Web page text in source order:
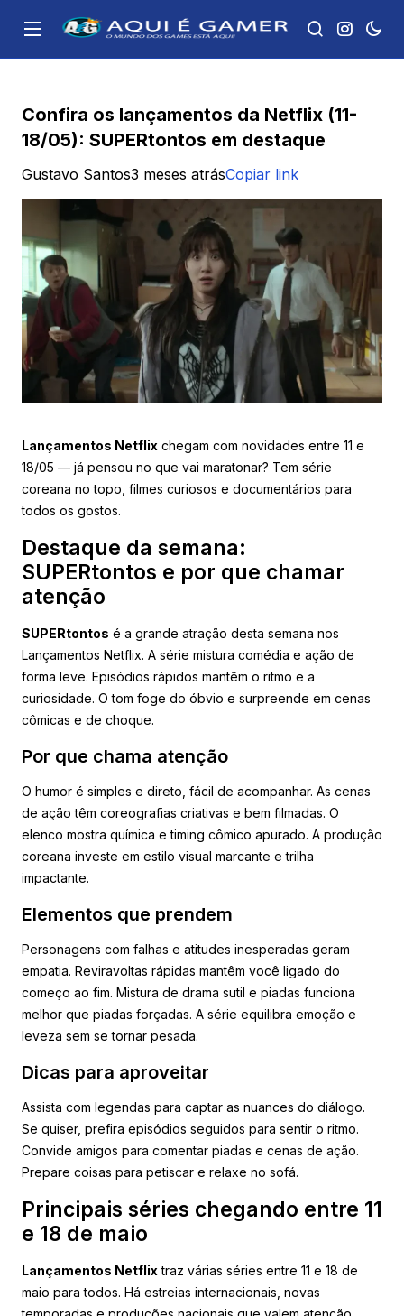
Confira os lançamentos da Netflix (11-
18/05): SUPERtontos em destaque
Gustavo Santos3 meses atrásCopiar link
Lançamentos Netflix chegam com novidades entre 11 e
18/05 — já pensou no que vai maratonar? Tem série
coreana no topo, filmes curiosos e documentários para
todos os gostos.
Destaque da semana:
SUPERtontos e por que chamar
atenção
SUPERtontos é a grande atração desta semana nos
Lançamentos Netflix. A série mistura comédia e ação de
forma leve. Episódios rápidos mantêm o ritmo e a
curiosidade. O tom foge do óbvio e surpreende em cenas
cômicas e de choque.
Por que chama atenção
O humor é simples e direto, fácil de acompanhar. As cenas
de ação têm coreografias criativas e bem filmadas. O
elenco mostra química e timing cômico apurado. A produção
coreana investe em estilo visual marcante e trilha
impactante.
Elementos que prendem
Personagens com falhas e atitudes inesperadas geram
empatia. Reviravoltas rápidas mantêm você ligado do
começo ao fim. Mistura de drama sutil e piadas funciona
melhor que piadas forçadas. A série equilibra emoção e
leveza sem se tornar pesada.
Dicas para aproveitar
Assista com legendas para captar as nuances do diálogo.
Se quiser, prefira episódios seguidos para sentir o ritmo.
Convide amigos para comentar piadas e cenas de ação.
Prepare coisas para petiscar e relaxe no sofá.
Principais séries chegando entre 11
e 18 de maio
Lançamentos Netflixtraz várias séries entre 11 e 18 de
maio para todos. Há estreias internacionais, novas